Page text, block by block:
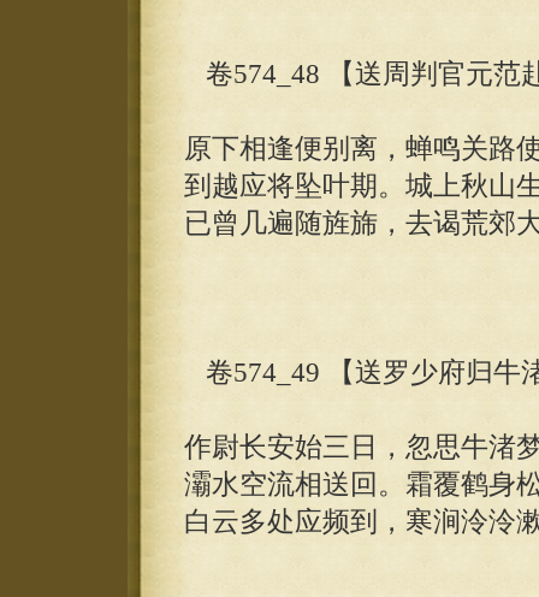
卷574_48 【送周判官元范
原下相逢便别离，蝉鸣关路
到越应将坠叶期。城上秋山
已曾几遍随旌旆，去谒荒郊
卷574_49 【送罗少府归牛
作尉长安始三日，忽思牛渚
灞水空流相送回。霜覆鹤身
白云多处应频到，寒涧泠泠